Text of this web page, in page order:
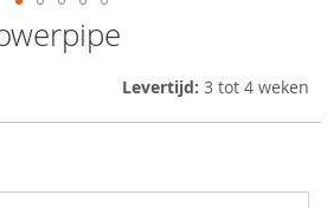
Levertijd: 3 tot 4 weken